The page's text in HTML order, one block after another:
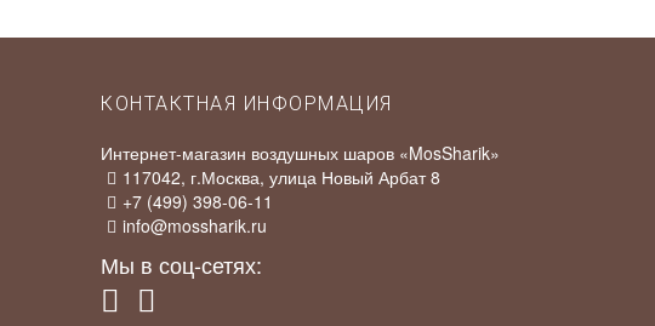
КОНТАКТНАЯ ИНФОРМАЦИЯ
Интернет-магазин воздушных шаров «MosSharik»
117042, г.Москва, улица Новый Арбат 8
+7 (499) 398-06-11
info@mossharik.ru
Мы в соц-сетях: